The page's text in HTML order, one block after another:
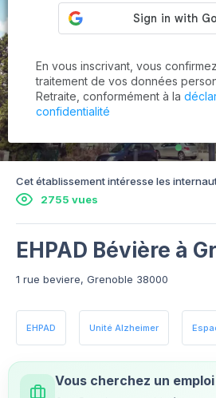
Cet établissement intéresse les
2755 vues
EHPAD Bévière à
1 rue beviere, Grenoble 38000
EHPAD Unité Alzheimer
Vous cherchez un
En vous inscrivant, vous
traitement de vos données
Retraite, conformément à la
confidentialité